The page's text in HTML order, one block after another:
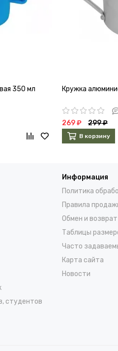
350 мл Кружка
269 ₽ 299 ₽
В корзину
студентов
Информация
Политика
Правила
Обмен и возврат
Таблицы
Часто
Карта сайта
Новости